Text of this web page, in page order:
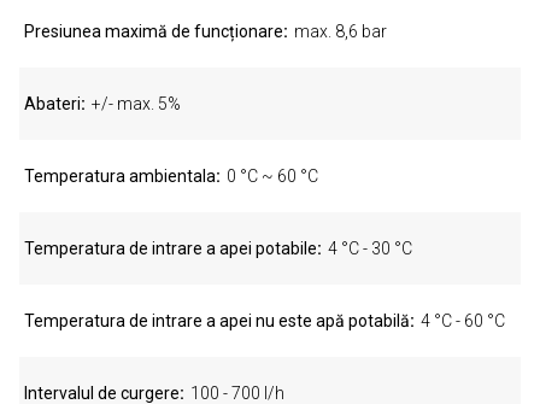
Presiunea maximă de funcționare max. 8,6 bar
Abateri +/- max. 5%
Temperatura ambientala 0 °C ~ 60 °C
Temperatura de intrare a apei potabile 4 °C - 30 °C
Temperatura de intrare a apei nu este apă potabilă 4 °C - 60 °C
Intervalul de curgere 100 - 700 l/h